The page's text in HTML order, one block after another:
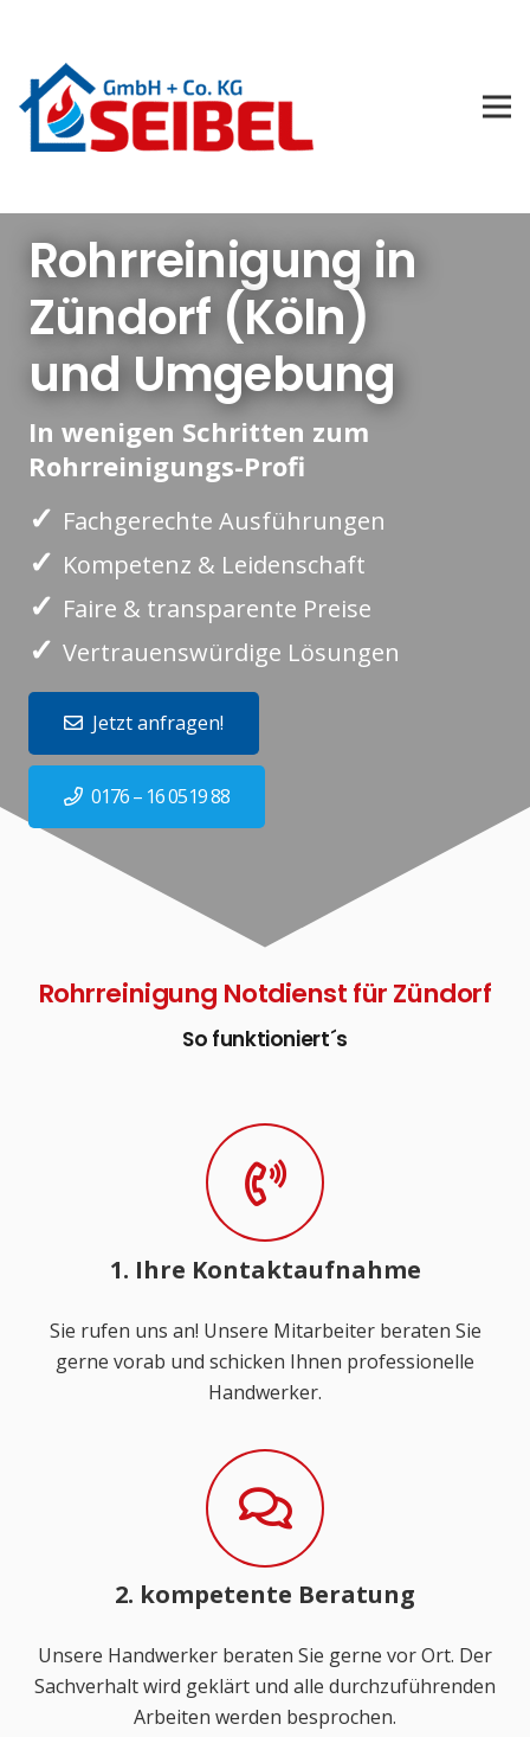
Rohrreinigung in
Zündorf (Köln)
und Umgebung
In wenigen Schritten zum
Rohrreinigungs-Profi
✓ Fachgerechte Ausführungen
✓ Kompetenz & Leidenschaft
✓ Faire & transparente Preise
✓ Vertrauenswürdige Lösungen
Jetzt anfragen!
0176 – 16 0519 88
Rohrreinigung Notdienst für Zündorf
So funktioniert´s
1. Ihre Kontaktaufnahme
Sie rufen uns an! Unsere Mitarbeiter beraten Sie
gerne vorab und schicken Ihnen professionelle
Handwerker.
2. kompetente Beratung
Unsere Handwerker beraten Sie gerne vor Ort. Der
Sachverhalt wird geklärt und alle durchzuführenden
Arbeiten werden besprochen.